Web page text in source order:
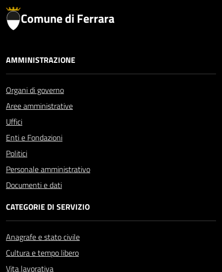
Comune di Ferrara
AMMINISTRAZIONE
Organi di governo
Aree amministrative
Uffici
Enti e Fondazioni
Politici
Personale amministrativo
Documenti e dati
CATEGORIE DI SERVIZIO
Anagrafe e stato civile
Cultura e tempo libero
Vita lavorativa